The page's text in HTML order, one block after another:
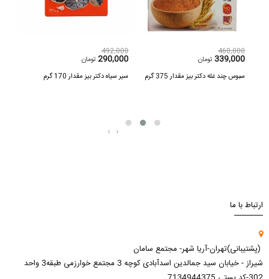
492,000
290,000 تومان
سیر سیاه دکتر بیز مقدار 170 گرم
460,000
339,000 تومان
سبوس چند غله دکتر بیز مقدار 375 گرم
‹ ›
ارتباط با ما
(پشتیبانی)تهران-آریا شهر- مجتمع سامان
شیراز - خیابان سید جمالدین اسدآبادی کوچه 3 مجتمع خوارزمی طبقه3 واحد